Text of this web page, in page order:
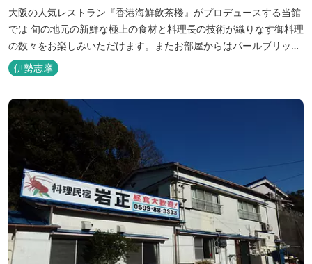
大阪の人気レストラン『香港海鮮飲茶楼』がプロデュースする当館
では 旬の地元の新鮮な極上の食材と料理長の技術が織りなす御料理
の数々をお楽しみいただけます。またお部屋からはパールブリッジ
や真珠筏など、美しい景色が一望できます。「美肌の湯」として有
名な榊原温泉の運び湯を使用した大浴場も完備。
伊勢志摩